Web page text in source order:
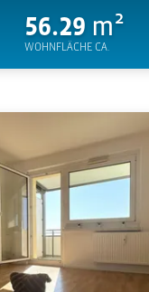
56.29 m²
WOHNFLÄCHE CA.